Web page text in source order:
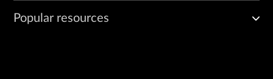
Popular resources